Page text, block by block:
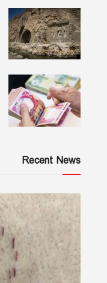
Recent News